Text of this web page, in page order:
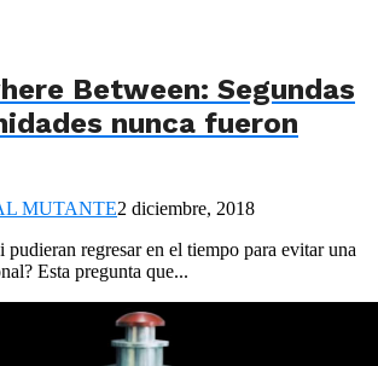
Between: Segundas
nunca fueron
MUTANTE2 diciembre, 2018
pudieran regresar en el tiempo para evitar una
Esta pregunta que...